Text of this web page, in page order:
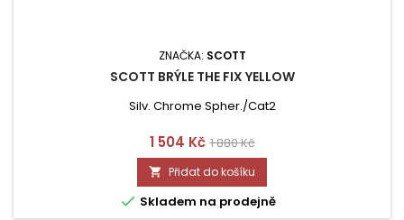
ZNAČKA: SCOTT
SCOTT BRÝLE THE FIX YELLOW
Silv. Chrome Spher./Cat2
Cena
1 504 Kč Běžná
cena
1 880 Kč
 Přidat do košíku
 Skladem na prodejně